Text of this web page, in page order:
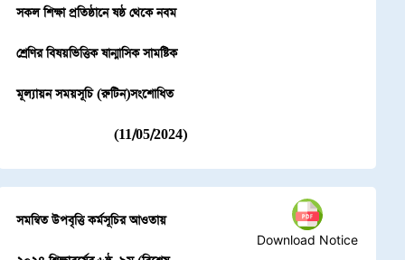
সকল শিক্ষা প্রতিষ্ঠানে ষষ্ঠ থেকে নবম
শ্রেণির বিষয়ভিত্তিক ষান্মাসিক সামষ্টিক
মূল্যায়ন সময়সূচি (রুটিন)সংশোধিত
(11/05/2024)
সমন্বিত উপবৃত্তি কর্মসূচির আওতায়
Download Notice